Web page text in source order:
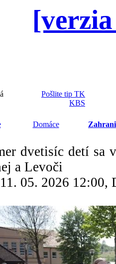
Pošlite tip TK
KBS
Domáce
dvetisíc detí sa
a Levoči
05. 2026 12:00,